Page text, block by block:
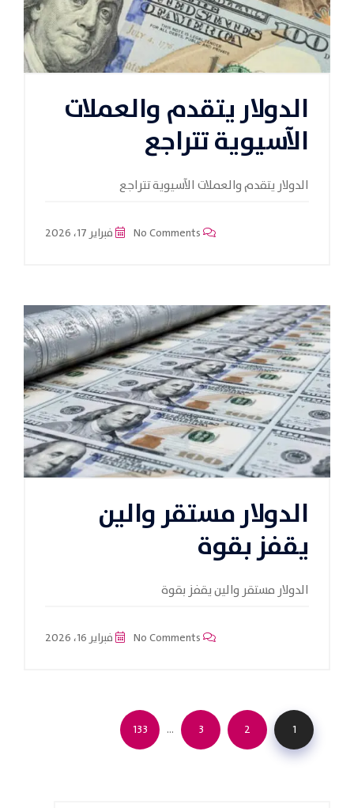
الدولار يتقدم والعملات
الآسيوية تتراجع
الدولار يتقدم والعملات الآسيوية تتراجع
فبراير 17، 2026
الدولار مستقر والين
يقفز بقوة
الدولار مستقر والين يقفز بقوة
فبراير 16، 2026
1
2
3
…
133